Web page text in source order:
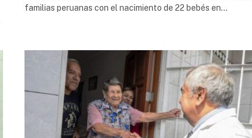
familias peruanas con el nacimiento de 22 bebés en…